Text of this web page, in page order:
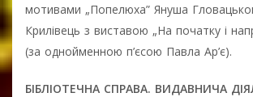
мотивами „Попелюха” Януша
Крилівець з виставою „На початку і
(за однойменною п’єсою Павла Ар’є).
БІБЛІОТЕЧНА СПРАВА. ВИДАВНИЧА